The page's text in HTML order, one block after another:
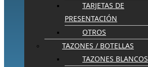
TARJETAS DE
PRESENTACIÓN
OTROS
TAZONES / BOTELLAS
TAZONES BLANCOS